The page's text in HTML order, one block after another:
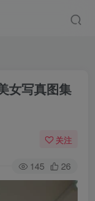
女写真图集
关注
145 26